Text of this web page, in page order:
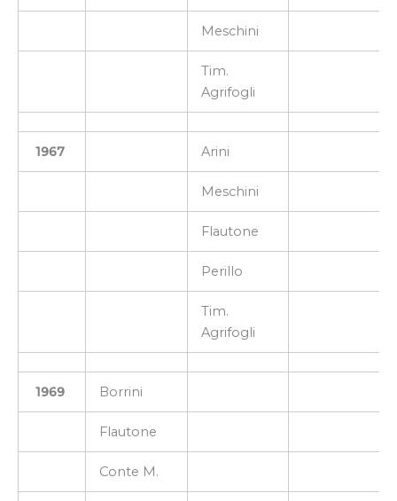
Meschini
Tim.
Agrifogli
1967 Arini
Meschini
Flautone
Perillo
Tim.
Agrifogli
1969 Borrini
Flautone
Conte M.